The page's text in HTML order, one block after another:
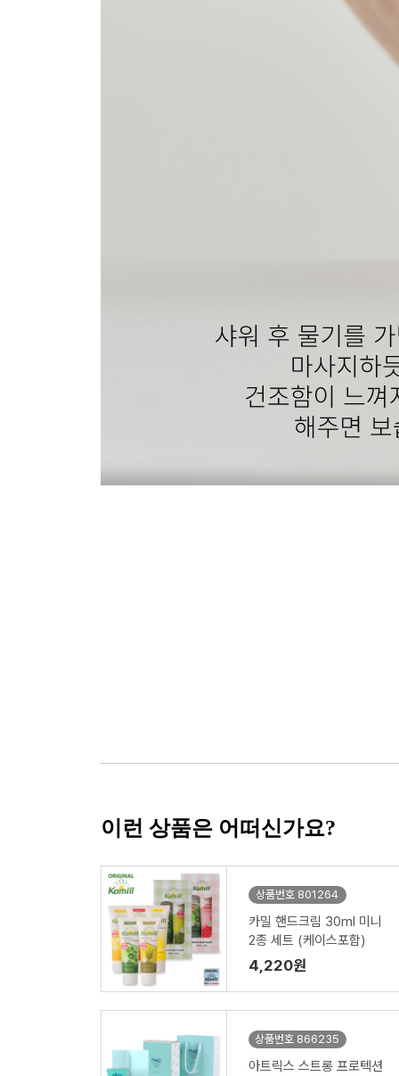
이런 상품은 어떠신가요?
상품번호 801264
카밀 핸드크림 30ml 미니
2종 세트 (케이스포함)
4,220원
상품번호 866235
아트릭스 스트롱 프로텍션